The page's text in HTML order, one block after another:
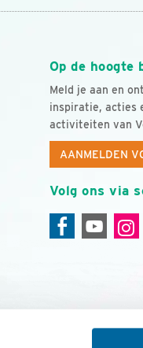
Op de hoogte
Meld je aan en
inspiratie, acties
activiteiten van
AANMELDEN
Volg ons via